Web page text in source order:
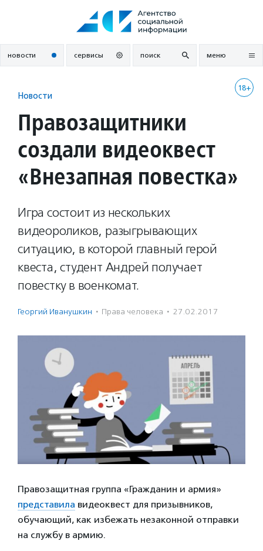
новости сервисы поиск меню
18+
Новости
Правозащитники
создали видеоквест
«Внезапная повестка»
Игра состоит из нескольких
видеороликов, разыгрывающих
ситуацию, в которой главный герой
квеста, студент Андрей получает
повестку в военкомат.
Георгий Иванушкин · Права человека · 27.02.2017
Правозащитная группа «Гражданин и армия»
представила видеоквест для призывников,
обучающий, как избежать незаконной отправки
на службу в армию.